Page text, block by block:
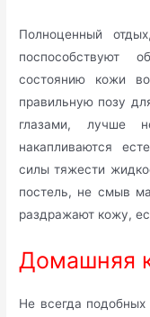
Полноценный
поспособствуют
состоянию кожи
правильную позу
глазами, лучше
накапливаются
силы тяжести
постель, не смыв
раздражают кожу,
Домашняя
Не всегда